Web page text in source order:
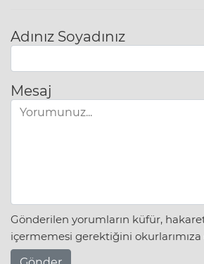
Adınız Soyadınız
Mesaj
Gönderilen yorumların küfür,
içermemesi gerektiğini okurlarımıza